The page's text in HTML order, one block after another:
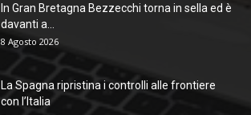
In Gran Bretagna Bezzecchi torna in sella ed è
davanti a...
8 Agosto 2026
La Spagna ripristina i controlli alle frontiere
con l’Italia